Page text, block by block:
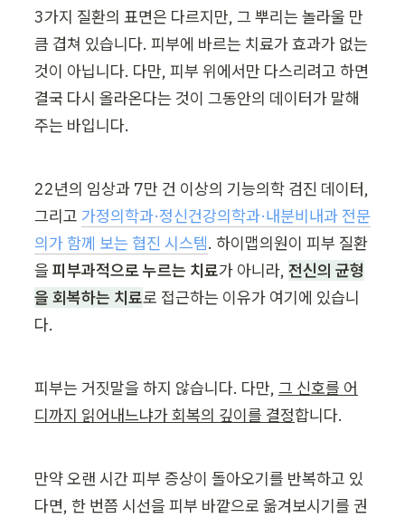
3가지 질환의 표면은 다르지만, 그 뿌리는 놀라울 만
큼 겹쳐 있습니다. 피부에 바르는 치료가 효과가 없는
것이 아닙니다. 다만, 피부 위에서만 다스리려고 하면
결국 다시 올라온다는 것이 그동안의 데이터가 말해
주는 바입니다.
22년의 임상과 7만 건 이상의 기능의학 검진 데이터,
그리고 가정의학과·정신건강의학과·내분비내과 전문
의가 함께 보는 협진 시스템. 하이맵의원이 피부 질환
을 피부과적으로 누르는 치료가 아니라, 전신의 균형
을 회복하는 치료로 접근하는 이유가 여기에 있습니
다.
피부는 거짓말을 하지 않습니다. 다만, 그 신호를 어
디까지 읽어내느냐가 회복의 깊이를 결정합니다.
만약 오랜 시간 피부 증상이 돌아오기를 반복하고 있
다면, 한 번쯤 시선을 피부 바깥으로 옮겨보시기를 권